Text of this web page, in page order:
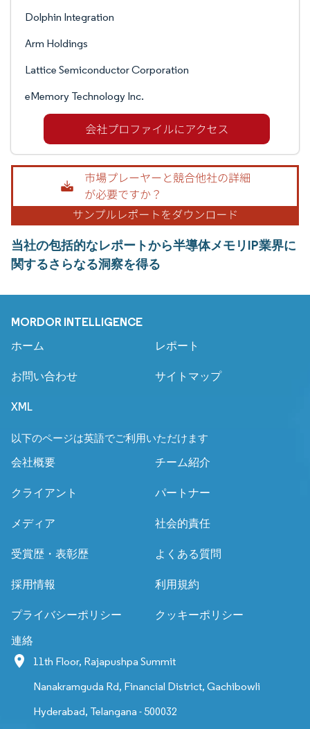
Dolphin Integration
Arm Holdings
Lattice Semiconductor Corporation
eMemory Technology Inc.
当社の包括的なレポートから半導体メモリIP業界に
関するさらなる洞察を得る
MORDOR INTELLIGENCE
ホーム レポート
お問い合わせ サイトマップ
XML
以下のページは英語でご利用いただけます
会社概要 チーム紹介
クライアント パートナー
メディア 社会的責任
受賞歴・表彰歴 よくある質問
採用情報 利用規約
プライバシーポリシー クッキーポリシー
連絡
11th Floor, Rajapushpa Summit
Nanakramguda Rd, Financial District, Gachibowli
Hyderabad, Telangana - 500032